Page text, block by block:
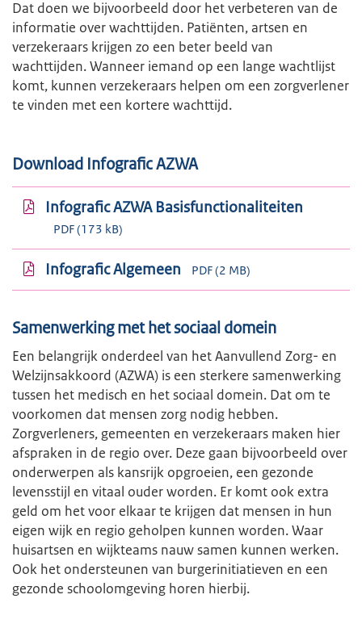
Dat doen we bijvoorbeeld door het verbeteren van de
informatie over wachttijden. Patiënten, artsen en
verzekeraars krijgen zo een beter beeld van
wachttijden. Wanneer iemand op een lange wachtlijst
komt, kunnen verzekeraars helpen om een zorgverlener
te vinden met een kortere wachttijd.
Download Infografic AZWA
Infografic AZWA Basisfunctionaliteiten
PDF (173 kB)
Infografic Algemeen PDF (2 MB)
Samenwerking met het sociaal domein
Een belangrijk onderdeel van het Aanvullend Zorg- en
Welzijnsakkoord (AZWA) is een sterkere samenwerking
tussen het medisch en het sociaal domein. Dat om te
voorkomen dat mensen zorg nodig hebben.
Zorgverleners, gemeenten en verzekeraars maken hier
afspraken in de regio over. Deze gaan bijvoorbeeld over
onderwerpen als kansrijk opgroeien, een gezonde
levensstijl en vitaal ouder worden. Er komt ook extra
geld om het voor elkaar te krijgen dat mensen in hun
eigen wijk en regio geholpen kunnen worden. Waar
huisartsen en wijkteams nauw samen kunnen werken.
Ook het ondersteunen van burgerinitiatieven en een
gezonde schoolomgeving horen hierbij.